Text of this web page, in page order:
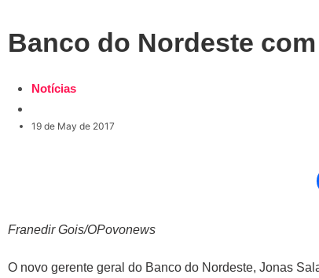
Banco do Nordeste
Notícias
19 de May de 2017
Franedir Gois/OPovonews
O novo gerente geral do Banco do Nordeste, Jonas